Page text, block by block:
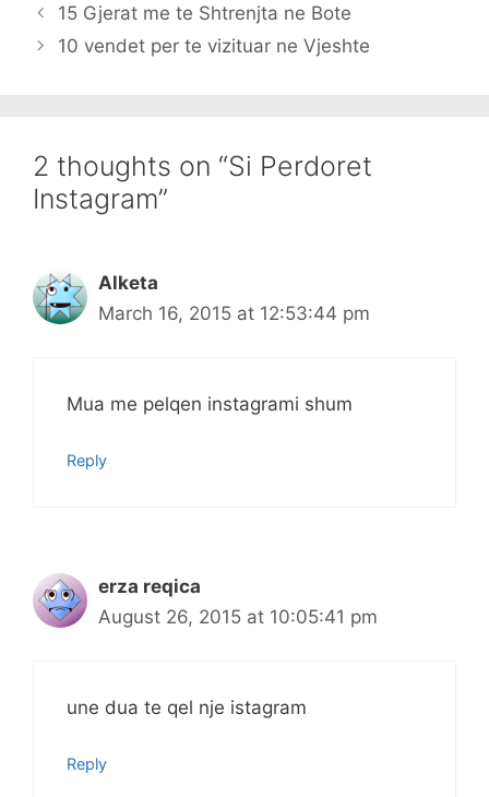
15 Gjerat me te Shtrenjta ne Bote
10 vendet per te vizituar ne Vjeshte
2 thoughts on “Si Perdoret
Instagram”
Alketa
March 16, 2015 at 12:53:44 pm
Mua me pelqen instagrami shum
Reply
erza reqica
August 26, 2015 at 10:05:41 pm
une dua te qel nje istagram
Reply